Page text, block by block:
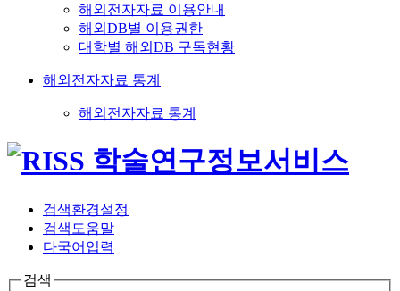
해외전자자료 이용안내
해외DB별 이용권한
대학별 해외DB 구독현황
해외전자자료 통계
해외전자자료 통계
검색환경설정
검색도움말
다국어입력
검색